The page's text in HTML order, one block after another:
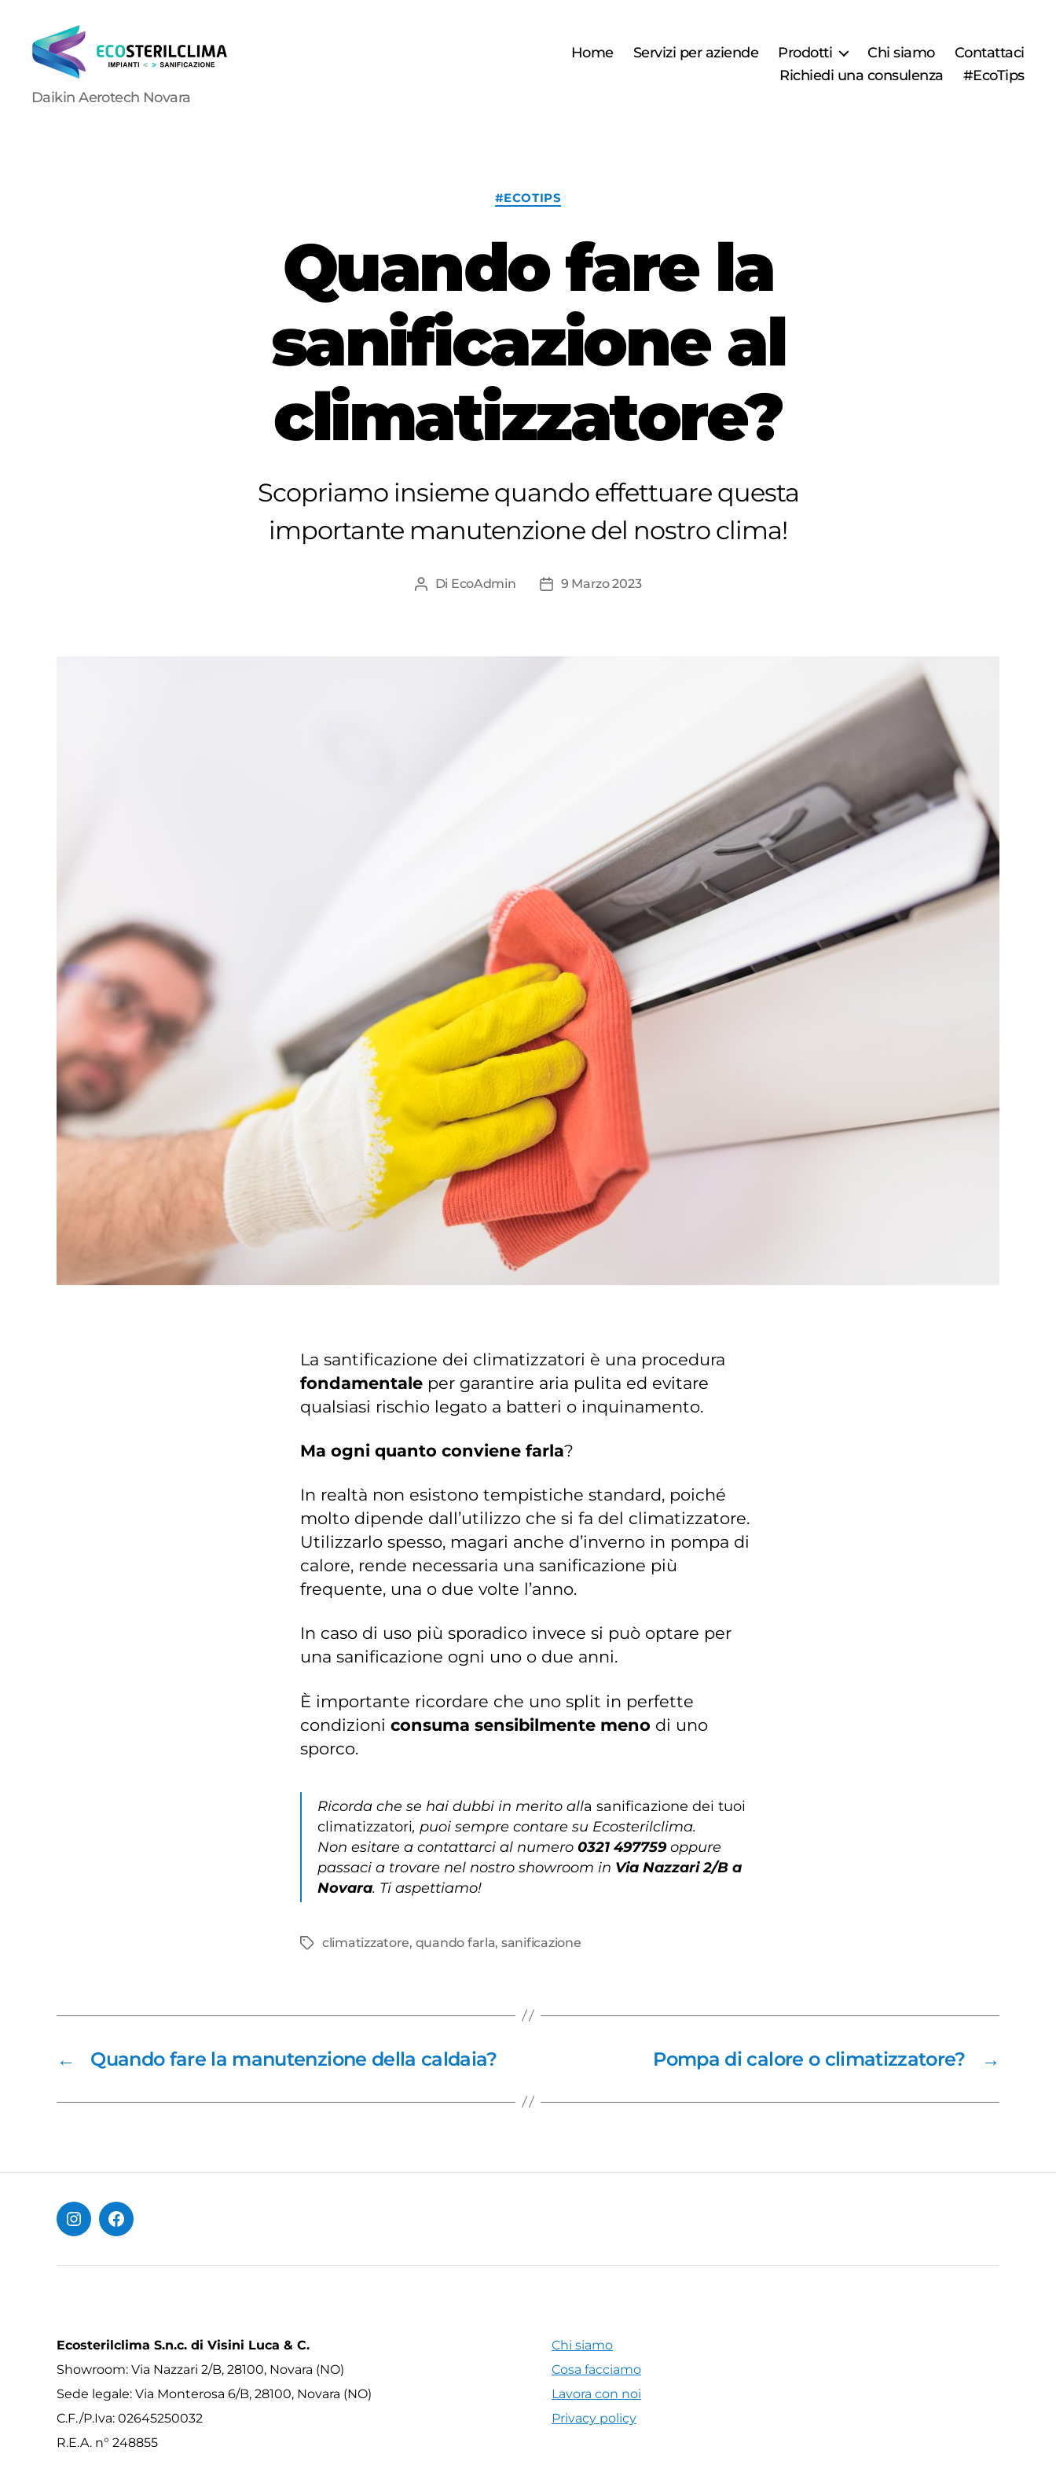
Ecosterilclima
Daikin Aerotech Novara
Home Servizi per aziende Prodotti Chi siamo
Contattaci
Richiedi una consulenza
#EcoTips
Categorie
#ECOTIPS
Quando fare la
sanificazione al
climatizzatore?
Scopriamo insieme quando effettuare questa
importante manutenzione del nostro clima!
Autore
Di EcoAdmin
Data9 Marzo 2023
La santificazione dei climatizzatori è una procedura
fondamentale per garantire aria pulita ed evitare
qualsiasi rischio legato a batteri o inquinamento.
Ma ogni quanto conviene farla?
In realtà non esistono tempistiche standard, poiché
molto dipende dall’utilizzo che si fa del climatizzatore.
Utilizzarlo spesso, magari anche d’inverno in pompa di
calore, rende necessaria una sanificazione più
frequente, una o due volte l’anno.
In caso di uso più sporadico invece si può optare per
una sanificazione ogni uno o due anni.
È importante ricordare che uno split in perfette
condizioni consuma sensibilmente meno di uno
sporco.
Ricorda che se hai dubbi in merito alla sanificazione dei tuoi
climatizzatori, puoi sempre contare su Ecosterilclima.
Non esitare a contattarci al numero 0321 497759oppure
passaci a trovare nel nostro showroom in Via Nazzari 2/B a
Novara. Ti aspettiamo!
Tagclimatizzatore, quando farla, sanificazione
← Quando fare la manutenzione della caldaia? →
Pompa di calore o climatizzatore?
InstagramFacebook
Ecosterilclima S.n.c. di Visini Luca & C.
Showroom: Via Nazzari 2/B, 28100, Novara (NO)
Sede legale: Via Monterosa 6/B, 28100, Novara (NO)
C.F./P.Iva: 02645250032
R.E.A. n° 248855
Chi siamo
Cosa facciamo
Lavora con noi
Privacy policy